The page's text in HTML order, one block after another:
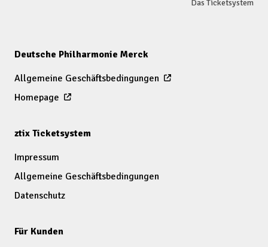
Das Ticketsystem
Deutsche Philharmonie Merck
Allgemeine Geschäftsbedingungen
Homepage
ztix Ticketsystem
Impressum
Allgemeine Geschäftsbedingungen
Datenschutz
Für Kunden